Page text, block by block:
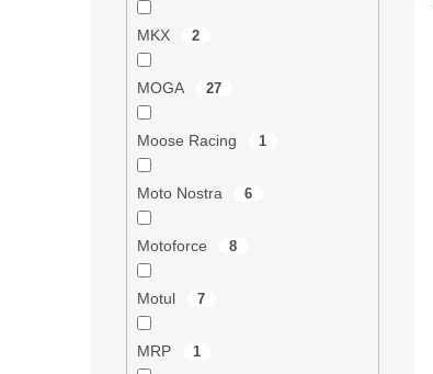
MKX 2
MOGA 27
Moose Racing 1
Moto Nostra 6
Motoforce 8
Motul 7
MRP 1